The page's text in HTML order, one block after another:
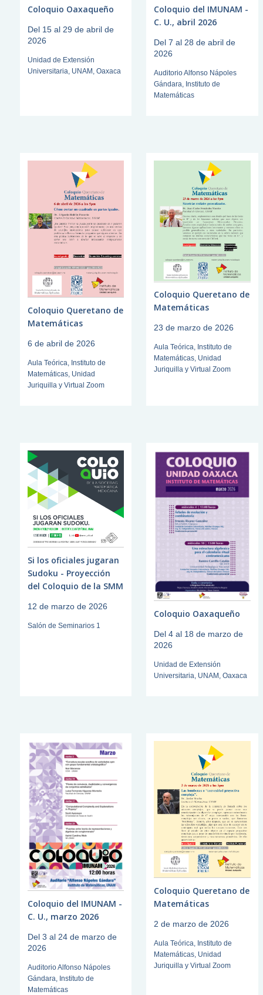
Coloquio Oaxaqueño
Del 15 al 29 de abril de
2026
Unidad de Extensión
Universitaria, UNAM, Oaxaca
Coloquio del IMUNAM -
C. U., abril 2026
Del 7 al 28 de abril de
2026
Auditorio Alfonso Nápoles
Gándara, Instituto de
Matemáticas
Coloquio Queretano de
Matemáticas
6 de abril de 2026
Aula Teórica, Instituto de
Matemáticas, Unidad
Juriquilla y Virtual Zoom
Coloquio Queretano de
Matemáticas
23 de marzo de 2026
Aula Teórica, Instituto de
Matemáticas, Unidad
Juriquilla y Virtual Zoom
Si los oficiales jugaran
Sudoku - Proyección
del Coloquio de la SMM
12 de marzo de 2026
Salón de Seminarios 1
Coloquio Oaxaqueño
Del 4 al 18 de marzo de
2026
Unidad de Extensión
Universitaria, UNAM, Oaxaca
Coloquio del IMUNAM -
C. U., marzo 2026
Del 3 al 24 de marzo de
2026
Auditorio Alfonso Nápoles
Gándara, Instituto de
Matemáticas
Coloquio Queretano de
Matemáticas
2 de marzo de 2026
Aula Teórica, Instituto de
Matemáticas, Unidad
Juriquilla y Virtual Zoom